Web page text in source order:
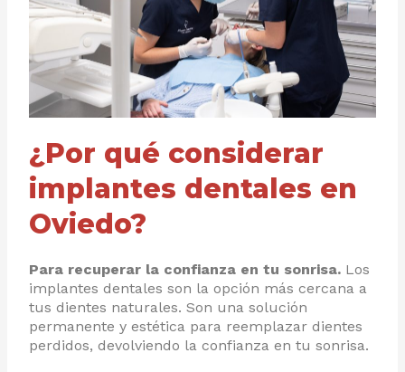
¿Por qué considerar
implantes dentales en
Oviedo?
Para recuperar la confianza en tu sonrisa. Los
implantes dentales son la opción más cercana a
tus dientes naturales. Son una solución
permanente y estética para reemplazar dientes
perdidos, devolviendo la confianza en tu sonrisa.